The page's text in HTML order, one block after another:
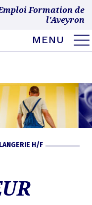
vous nous autorisez à
En savoir plus ou
Formation de
l'Aveyron
MENU
MENU
EXPAND
H/F